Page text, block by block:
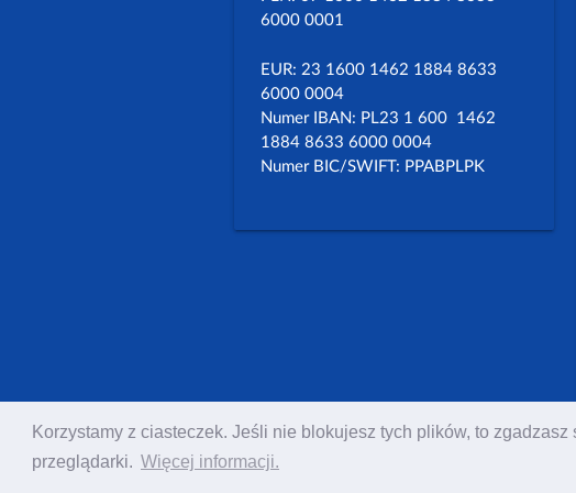
Korzystamy z ciasteczek. Jeśli nie blokujesz tych plików, to
przeglądarki. Więcej informacji.
6000 0001
EUR: 23 1600 1462 1884 8633
6000 0004
Numer IBAN: PL23 1 600 1462
1884 8633 6000 0004
Numer BIC/SWIFT: PPABPLPK
Copyright ©